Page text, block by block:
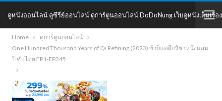
ดูหนังออนไลน์ ดูซีรี่ย์ออนไลน์ ดูการ์ตูนออนไลน์ DoDoNung เว็บดูหนังเต็มเรื่อง
DoDoNung
Home
ดูการ์ตูนออนไลน์
One Hundred Thousand Years of Qi Refining (2023) ข้าก็แค่ฝึกวิชาหนึ่งแสน
ปี ซับไทย EP1-EP345